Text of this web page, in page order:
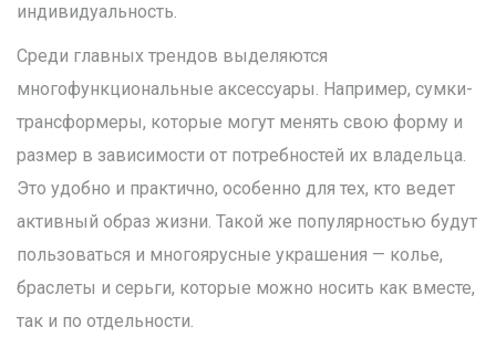
индивидуальность.
Среди главных трендов выделяются
многофункциональные аксессуары. Например, сумки-
трансформеры, которые могут менять свою форму и
размер в зависимости от потребностей их владельца.
Это удобно и практично, особенно для тех, кто ведет
активный образ жизни. Такой же популярностью будут
пользоваться и многоярусные украшения — колье,
браслеты и серьги, которые можно носить как вместе,
так и по отдельности.